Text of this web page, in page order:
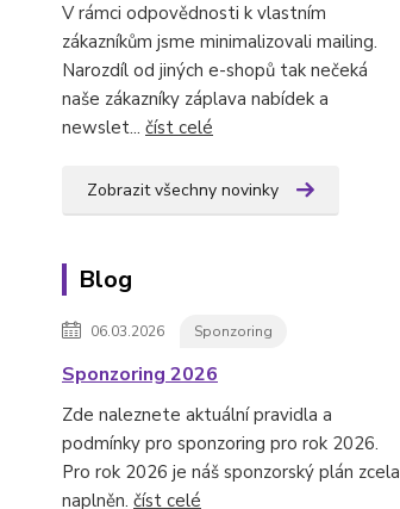
V rámci odpovědnosti k vlastním
zákazníkům jsme minimalizovali mailing.
Narozdíl od jiných e-shopů tak nečeká
naše zákazníky záplava nabídek a
newslet... číst celé
Zobrazit všechny novinky
Blog
06.03.2026 Sponzoring
Sponzoring 2026
Zde naleznete aktuální pravidla a
podmínky pro sponzoring pro rok 2026.
Pro rok 2026 je náš sponzorský plán zcela
naplněn. číst celé